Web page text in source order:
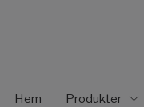
Hem Produkter